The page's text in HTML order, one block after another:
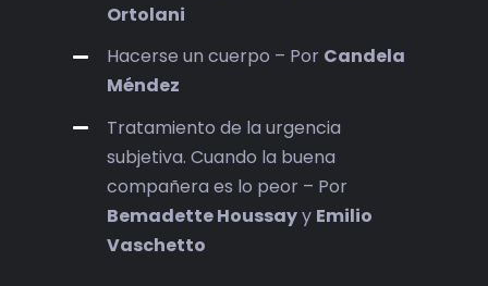
Ortolani
Hacerse un cuerpo – Por Candela
Méndez
Tratamiento de la urgencia
subjetiva. Cuando la buena
compañera es lo peor – Por
Bemadette Houssayy Emilio
Vaschetto